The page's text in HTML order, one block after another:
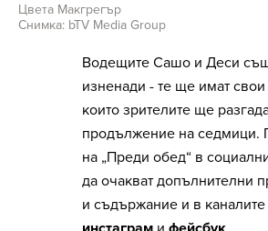
Цвета Макгрегър
Снимка: bTV Media Group
Водещите Сашо и Деси
изненади - те ще имат
които зрителите ще
продължение на седмици.
на „Преди обед“ в
да очакват допълнителни
и съдържание и в